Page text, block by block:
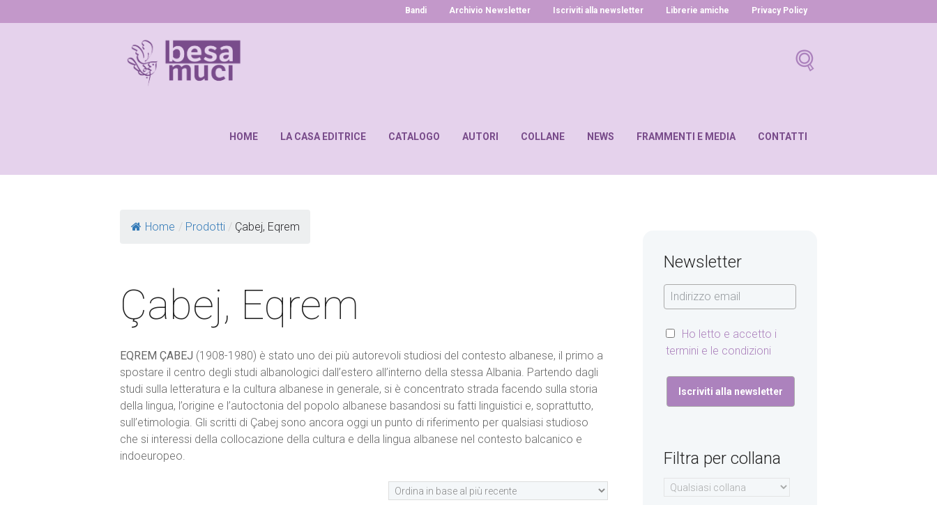
Bandi Archivio Newsletter Iscriviti alla newsletter Librerie amiche Privacy Policy
HOME LA CASA EDITRICE CATALOGO AUTORI COLLANE NEWS FRAMMENTI E MEDIA CONTATTI
Home / Prodotti / Çabej, Eqrem
Çabej, Eqrem
EQREM ÇABEJ (1908-1980) è stato uno dei più autorevoli studiosi del contesto albanese, il primo a
spostare il centro degli studi albanologici dall’estero all’interno della stessa Albania. Partendo dagli
studi sulla letteratura e la cultura albanese in generale, si è concentrato strada facendo sulla storia
della lingua, l’origine e l’autoctonia del popolo albanese basandosi su fatti linguistici e, soprattutto,
sull’etimologia. Gli scritti di Çabej sono ancora oggi un punto di riferimento per qualsiasi studioso
che si interessi della collocazione della cultura e della lingua albanese nel contesto balcanico e
indoeuropeo.
Newsletter
Ho letto e accetto i
termini e le condizioni
Filtra per collana